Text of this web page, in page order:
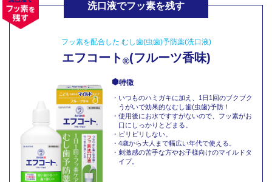
洗口液でフッ素を残す
フッ素を配合した むし歯(虫歯)予防薬(洗口液)
エフコート ®(フルーツ香味)
特徴
・いつものハミガキに加え、1日1回のブクブク
うがいで効果的なむし歯(虫歯)予防！
・使用後にお水ですすがないので、フッ素がお
口にしっかりとどまる。
・ピリピリしない。
・4歳から大人まで幅広い年代で使える。
・刺激感の苦手な方やお子様向けのマイルドタ
イプ。